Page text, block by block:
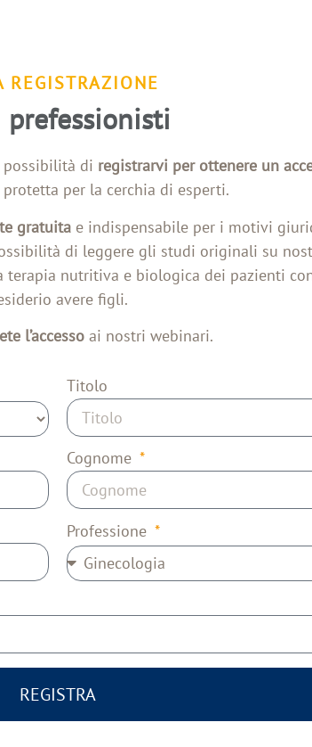
REGISTRAZIONE
prefessionisti
possibilità di registrarvi per ottenere un
per la cerchia di esperti.
gratuita e indispensabile per i motivi
di leggere gli studi originali su
nutritiva e biologica dei pazienti
avere figli.
l’accessoai nostri webinari.
Titolo
Cognome
Professione
REGISTRA